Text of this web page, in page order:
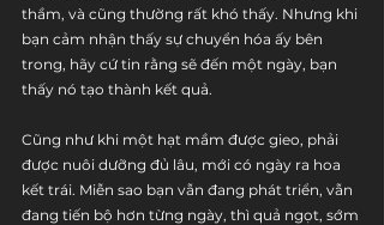
thầm, và cũng thường rất khó thấy. Nhưng khi
bạn cảm nhận thấy sự chuyển hóa ấy bên
trong, hãy cứ tin rằng sẽ đến một ngày, bạn
thấy nó tạo thành kết quả.
Cũng như khi một hạt mầm được gieo, phải
được nuôi dưỡng đủ lâu, mới có ngày ra hoa
kết trái. Miễn sao bạn vẫn đang phát triển, vẫn
đang tiến bộ hơn từng ngày, thì quả ngọt, sớm